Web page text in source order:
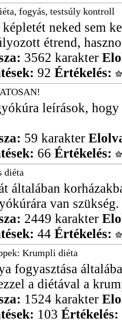
fogyás, testsúly kontroll
neked sem
étrend,
3562 karakter
92 Értékelés:
leírások, hogy
59 karakter
66 Értékelés:
diéta
általában
van
2449 karakter
44 Értékelés:
Krumpli diéta
fogyasztása
a diétával a
1524 karakter
103 Értékelés: